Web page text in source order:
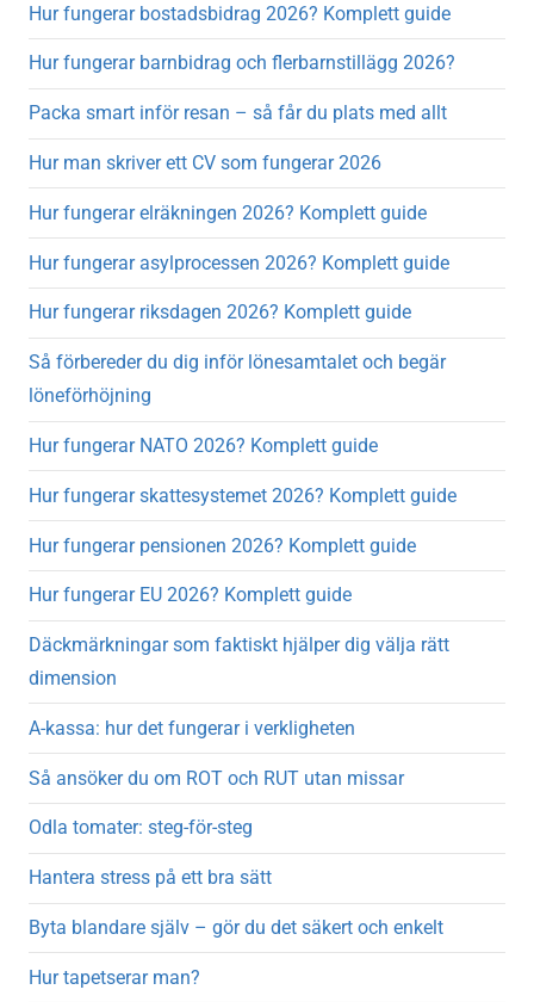
Hur fungerar bostadsbidrag 2026? Komplett guide
Hur fungerar barnbidrag och flerbarnstillägg 2026?
Packa smart inför resan – så får du plats med allt
Hur man skriver ett CV som fungerar 2026
Hur fungerar elräkningen 2026? Komplett guide
Hur fungerar asylprocessen 2026? Komplett guide
Hur fungerar riksdagen 2026? Komplett guide
Så förbereder du dig inför lönesamtalet och begär
löneförhöjning
Hur fungerar NATO 2026? Komplett guide
Hur fungerar skattesystemet 2026? Komplett guide
Hur fungerar pensionen 2026? Komplett guide
Hur fungerar EU 2026? Komplett guide
Däckmärkningar som faktiskt hjälper dig välja rätt
dimension
A-kassa: hur det fungerar i verkligheten
Så ansöker du om ROT och RUT utan missar
Odla tomater: steg-för-steg
Hantera stress på ett bra sätt
Byta blandare själv – gör du det säkert och enkelt
Hur tapetserar man?